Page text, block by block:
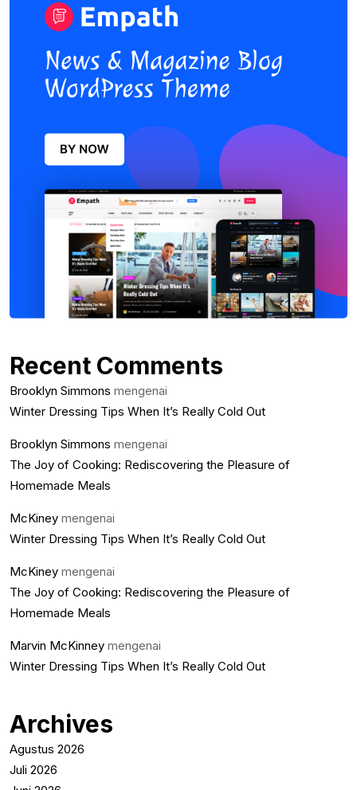
Recent Comments
Brooklyn Simmons mengenai
Winter Dressing Tips When It’s Really Cold Out
Brooklyn Simmons mengenai
The Joy of Cooking: Rediscovering the Pleasure of
Homemade Meals
McKiney mengenai
Winter Dressing Tips When It’s Really Cold Out
McKiney mengenai
The Joy of Cooking: Rediscovering the Pleasure of
Homemade Meals
Marvin McKinney mengenai
Winter Dressing Tips When It’s Really Cold Out
Archives
Agustus 2026
Juli 2026